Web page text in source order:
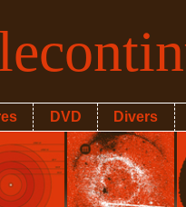
DVD Divers